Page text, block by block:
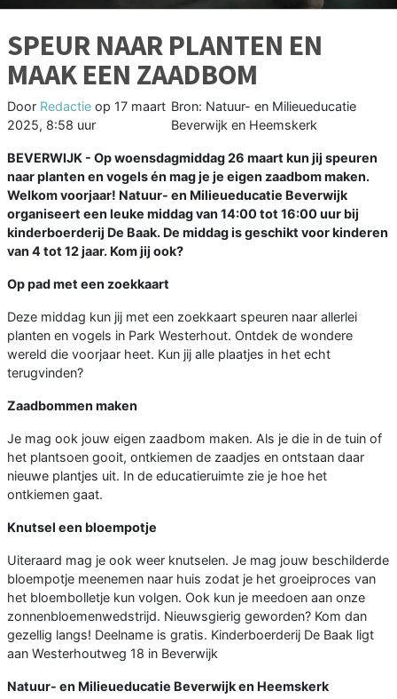
SPEUR NAAR PLANTEN EN
MAAK EEN ZAADBOM
Door Redactie op 17 maart
2025, 8:58 uur
Bron: Natuur- en Milieueducatie
Beverwijk en Heemskerk
BEVERWIJK - Op woensdagmiddag 26 maart kun jij speuren
naar planten en vogels én mag je je eigen zaadbom maken.
Welkom voorjaar! Natuur- en Milieueducatie Beverwijk
organiseert een leuke middag van 14:00 tot 16:00 uur bij
kinderboerderij De Baak. De middag is geschikt voor kinderen
van 4 tot 12 jaar. Kom jij ook?
Op pad met een zoekkaart
Deze middag kun jij met een zoekkaart speuren naar allerlei
planten en vogels in Park Westerhout. Ontdek de wondere
wereld die voorjaar heet. Kun jij alle plaatjes in het echt
terugvinden?
Zaadbommen maken
Je mag ook jouw eigen zaadbom maken. Als je die in de tuin of
het plantsoen gooit, ontkiemen de zaadjes en ontstaan daar
nieuwe plantjes uit. In de educatieruimte zie je hoe het
ontkiemen gaat.
Knutsel een bloempotje
Uiteraard mag je ook weer knutselen. Je mag jouw beschilderde
bloempotje meenemen naar huis zodat je het groeiproces van
het bloembolletje kun volgen. Ook kun je meedoen aan onze
zonnenbloemenwedstrijd. Nieuwsgierig geworden? Kom dan
gezellig langs! Deelname is gratis. Kinderboerderij De Baak ligt
aan Westerhoutweg 18 in Beverwijk
Natuur- en Milieueducatie Beverwijk en Heemskerk